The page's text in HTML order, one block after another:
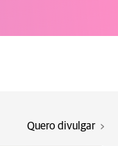
Quero divulgar